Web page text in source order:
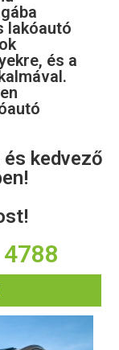
lakóautó
és a
kedvező